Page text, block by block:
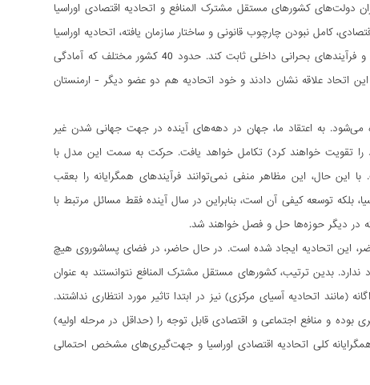
دولت‌های کشورهای مستقل مشترک المنافع و اتحادیه اقتصادی اوراسیا
اقتصادی، کامل نبودن چارچوب قانونی و ساختار سازمان یافته، اتحادیه اوراسیا
در پایان سال دوم موجودیت خود توانست قابلیت زنده ماندن خود را در وضعیت فشار خارجی و فرآیندهای بحرانی داخلی ثابت کند. حدود 40 کشور مختلف که آمادگی
این اتحاد علاقه نشان دادند و خود اتحادیه هم دو عضو دیگر - ارمنستان
می‌شود. به اعتقاد ما، جهان در دهه‌های آینده در جهت جهانی شدن غیر
تقویت خواهند کرد) تکامل خواهد یافت. حرکت به سمت این مدل با
این حال، این مظاهر منفی نمی‌توانند فرآیندهای همگرایانه را بعقب
بلکه توسعه کیفی آن است، بنابراین در سال آینده فقط مسائل مرتبط با
در دیگر حوزه‌ها حل و فصل خواهند شد.
این اتحادیه ایجاد شده است. در حال حاضر، در فضای پساشوروی هیچ
بدین ترتیب، کشورهای مستقل مشترک المنافع نتوانستند به عنوان
اتحادیه آسیای مرکزی) نیز در ابتدا تاثیر مورد انتظاری نداشتند.
بوده و منافع اجتماعی و اقتصادی قابل توجه را (حداقل در مرحله اولیه)
کلی اتحادیه اقتصادی اوراسیا و جهت‌گیری‌های مشخص احتمالی